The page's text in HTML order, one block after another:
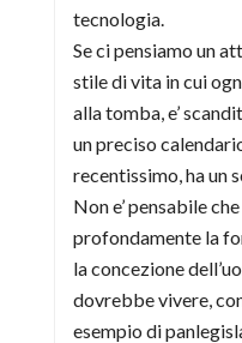
tecnologia.
Se ci pensiamo un
stile di vita in cui
alla tomba, e’
un preciso
recentissimo, ha un
Non e’ pensabile
profondamente la
la concezione
dovrebbe vivere,
esempio di